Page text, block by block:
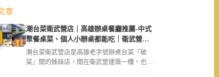
章
潮台菜衛武營店｜高雄辦桌餐廳推薦-中式
聚餐桌菜、個人小辦桌都能吃｜衛武營美
食必吃破菜姐妹店
潮台菜衛武營店是高雄老字號辦桌台菜『破
菜』開的姊妹店，開在衛武營建築一樓，也是